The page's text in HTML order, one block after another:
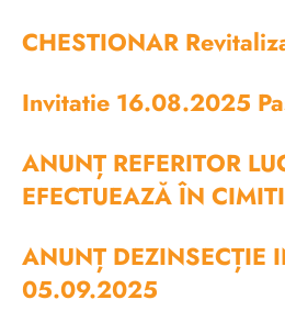
CHESTIONAR
Invitatie 16.08.2025
ANUNȚ REFERITOR
EFECTUEAZĂ ÎN
ANUNȚ DEZINSECȚIE
05.09.2025